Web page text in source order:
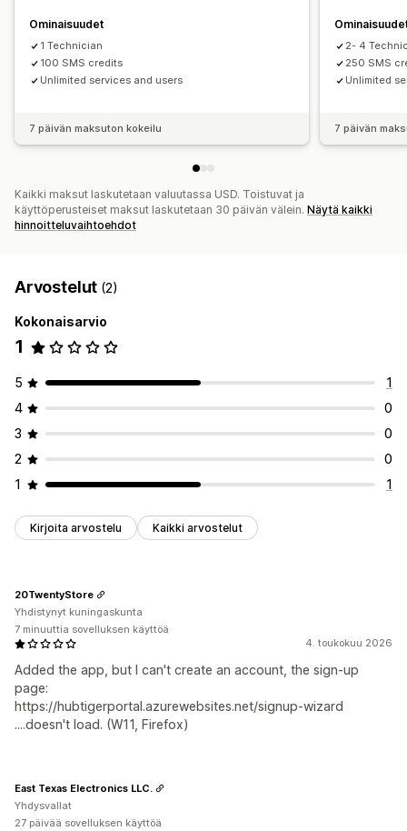
Ominaisuudet
1 Technician
100 SMS credits
Unlimited services and users
7 päivän maksuton kokeilu
2- 4
250 SMS
Unlimited
7 päivän
Kaikki maksut laskutetaan valuutassa USD. Toistuvat ja
käyttöperusteiset maksut laskutetaan 30 päivän välein. Näytä kaikki
hinnoitteluvaihtoehdot
Arvostelut (2)
Kokonaisarvio
1
5
1
4
0
3
0
2
0
1
1
Kirjoita arvostelu Kaikki arvostelut
4. toukokuu 2026
Added the app, but I can't create an account, the sign-up
page:
https://hubtigerportal.azurewebsites.net/signup-wizard
....doesn't load. (W11, Firefox)
20TwentyStore
Yhdistynyt kuningaskunta
7 minuuttia sovelluksen käyttöä
East Texas Electronics LLC.
Yhdysvallat
27 päivää sovelluksen käyttöä